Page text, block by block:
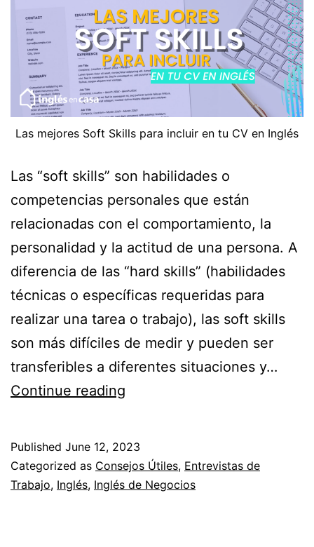
Las mejores Soft Skills para incluir en tu CV en Inglés
Las “soft skills” son habilidades o
competencias personales que están
relacionadas con el comportamiento, la
personalidad y la actitud de una persona. A
diferencia de las “hard skills” (habilidades
técnicas o específicas requeridas para
realizar una tarea o trabajo), las soft skills
son más difíciles de medir y pueden ser
transferibles a diferentes situaciones y…
Continue reading
Soft
Skills
Published June 12, 2023
Categorized as Consejos Útiles, Entrevistas de
Trabajo, Inglés, Inglés de Negocios